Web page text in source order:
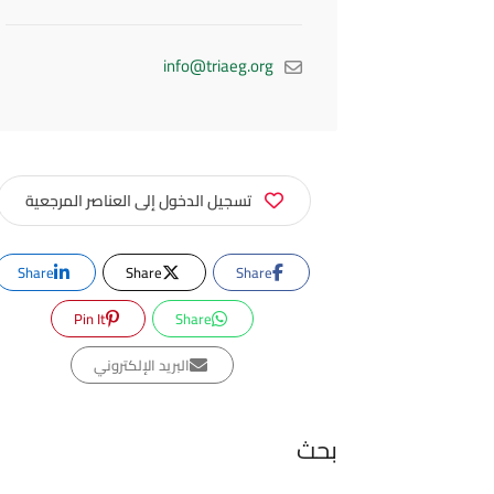
info@triaeg.org
تسجيل الدخول إلى العناصر المرجعية
Share
Share
Share
Share
Pin It
البريد الإلكتروني
بحث